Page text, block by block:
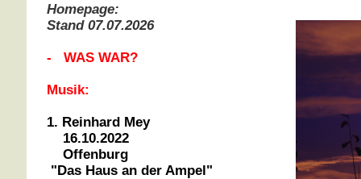
Homepage:
Stand 07.07.2026
- WAS WAR?
Musik:
1. Reinhard Mey
16.10.2022
Offenburg
"Das Haus an der Ampel"